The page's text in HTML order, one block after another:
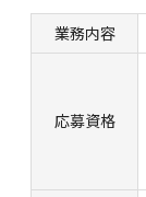
業務内容
応募資格